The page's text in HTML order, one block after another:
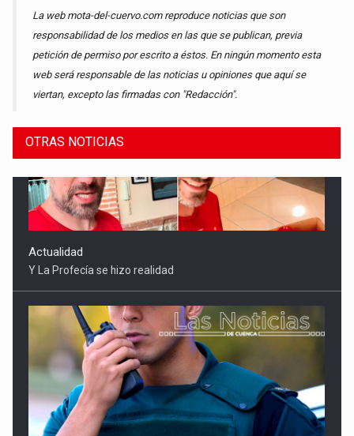
La web mota-del-cuervo.com reproduce noticias que son
responsabilidad de los medios en las que se publican, previa
petición de permiso por escrito a éstos. En ningún momento esta
web será responsable de las noticias u opiniones que aquí se
viertan, excepto las firmadas con "Redacción".
OTRAS NOTICIAS
Sucesos
Detenidas tres mujeres por robar 21.000 euros a un anciano
en Mota del Cuervo